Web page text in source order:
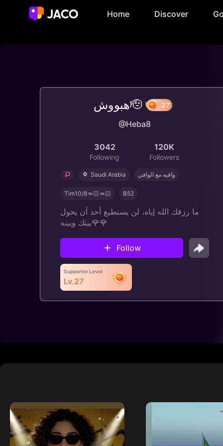
Home Discover
هبووش🫡
@Heba8
3042
Following
120K
Followers
Saudi Arabia وافيه مع الوافي
Tim10/8🫳🏻🫴🏻 B52
ما رزقك الله إياه، لن يستطيع أحد أن يحول
بينك وبينه🌹🌹
Follow
Supporter Level
Lv.27